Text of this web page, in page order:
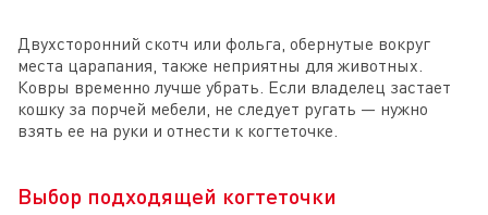
Двухсторонний скотч или фольга, обернутые вокруг
места царапания, также неприятны для животных.
Ковры временно лучше убрать. Если владелец застает
кошку за порчей мебели, не следует ругать — нужно
взять ее на руки и отнести к когтеточке.
Выбор подходящей когтеточки